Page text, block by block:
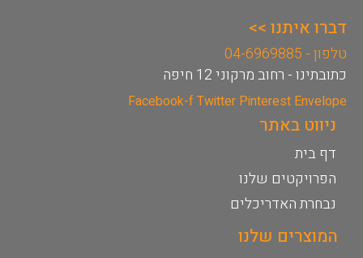
דברו איתנו >>
טלפון - 04-6969885
כתובתינו - רחוב מרקוני 12 חיפה
Facebook-f Twitter Pinterest Envelope
ניווט באתר
דף בית
הפרויקטים שלנו
נבחרת האדריכלים
המוצרים שלנו